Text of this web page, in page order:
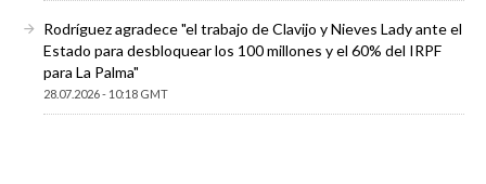
Rodríguez agradece "el trabajo de Clavijo y Nieves Lady ante el
Estado para desbloquear los 100 millones y el 60% del IRPF
para La Palma"
28.07.2026 - 10:18 GMT